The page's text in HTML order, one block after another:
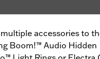
accessories to
Boom!™ Audio Hidden